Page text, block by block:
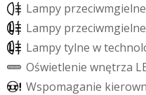
Lampy przeciwmgielne
Lampy przeciwmgielne
Lampytylne wtechnol
Oświetlenie wnętrza L
Wspomaganie kierown